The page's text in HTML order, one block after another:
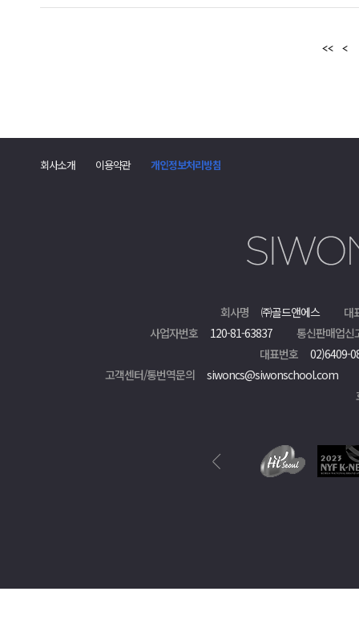
회사소개 이용약관 개인정보처리방침
회사명 ㈜골드앤에스
대
사업자번호
120-81-63837
통신판매업신
대표번호
02)6409-
고객센터/통번역문의
siwoncs@siwonschool.com